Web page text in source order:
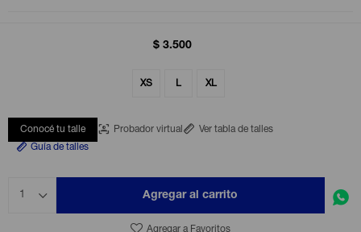
$ 3.500
XS L XL
Conocé tu talle Probador virtual
Ver tabla de talles
Guía de talles
1 Agregar al carrito
Fenicio